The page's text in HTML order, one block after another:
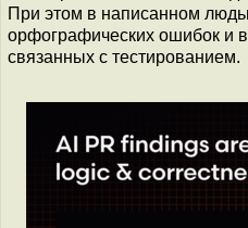
При этом в написанном
орфографических ошибок и
связанных с тестированием.